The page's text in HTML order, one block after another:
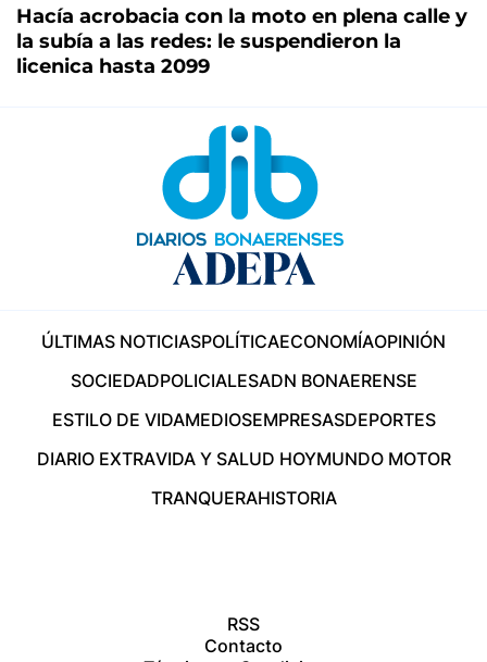
Hacía acrobacia con la moto en plena calle y
la subía a las redes: le suspendieron la
licenica hasta 2099
ÚLTIMAS NOTICIASPOLÍTICAECONOMÍAOPINIÓN
SOCIEDADPOLICIALESADN BONAERENSE
ESTILO DE VIDAMEDIOSEMPRESASDEPORTES
DIARIO EXTRAVIDA Y SALUD HOYMUNDO MOTOR
TRANQUERAHISTORIA
RSS
Contacto